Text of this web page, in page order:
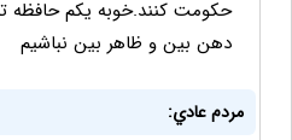
حکومت کنند.خوبه یکم حافظه
دهن بین و ظاهر بین نباشیم
مردم عادي: